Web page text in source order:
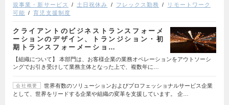
規事業・新サービス
土日祝休み フレックス勤務
リモートワーク
可能
育児支援制度
クライアントのビジネストランスフォーメ
ーションのデザイン、トランジション・初
期トランスフォーメーショ…
【組織について】 本部門は、お客様企業の業務オペレーションをアウトソーシ
ングでお引き受けして業務主体となった上で、複数年に…
会社概要
世界有数のソリューションおよびプロフェッショナルサービス企業
として、世界をリードする企業や組織の変革を支援しています。 企…